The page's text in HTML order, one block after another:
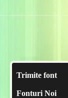
Trimite font
Fonturi Noi